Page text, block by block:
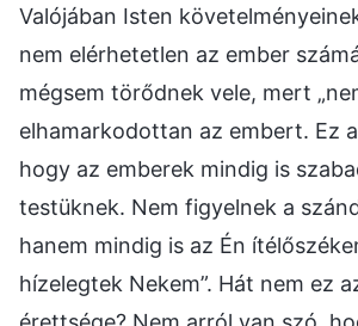
Valójában Isten
nem elérhetetlen az ember
mégsem törődnek vele, mert
elhamarkodottan az embert. Ez
hogy az emberek mindig is
testüknek. Nem figyelnek a
hanem mindig is az Én
hízelegtek Nekem”. Hát nem ez